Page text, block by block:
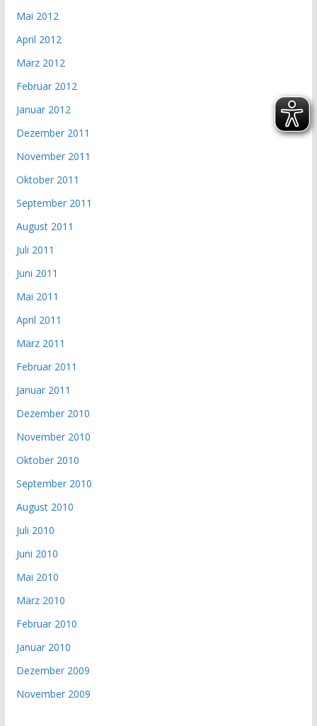
Mai 2012
April 2012
März 2012
Februar 2012
Januar 2012
Dezember 2011
November 2011
Oktober 2011
September 2011
August 2011
Juli 2011
Juni 2011
Mai 2011
April 2011
März 2011
Februar 2011
Januar 2011
Dezember 2010
November 2010
Oktober 2010
September 2010
August 2010
Juli 2010
Juni 2010
Mai 2010
März 2010
Februar 2010
Januar 2010
Dezember 2009
November 2009